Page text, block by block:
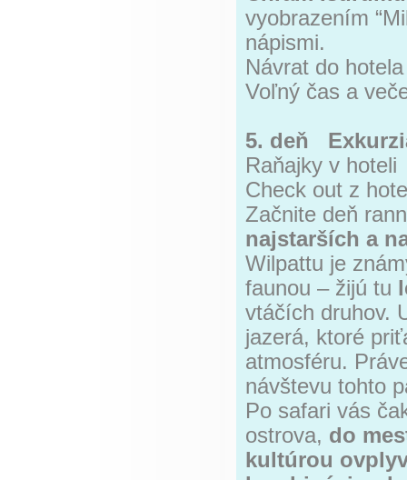
vyobrazením
nápismi.
Návrat do
Voľný čas a
5. deň
Raňajky v hoteli
Check out z
Začnite deň
najstarších a
Wilpattu je
faunou – žijú tu
vtáčích druhov.
jazerá, ktoré
atmosféru.
návštevu tohto
Po safari vás
ostrova, do
kultúrou